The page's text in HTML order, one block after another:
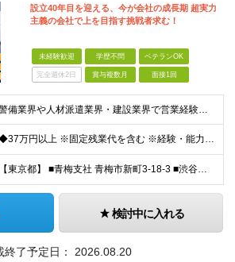
設立40年目を迎える、今が会社の成長期 超実力
主義の会社で上を目指す挑戦者求む！
未経験歓迎 学歴不問 ベテランOK
完全週休2日 賞与複数月 面接1回
警備業界や人材派遣業界・建設業界で営業経験がある方歓迎！ 管理職経験も活かせます◎ 【具体的には】 業界・職種未経験の方歓迎 ★要普通免許 ★学歴不問
◆37万円以上 ※固定残業代を含む ※経験・能力を考慮 ※決算賞与あり 【固定残業代】14万円/45時間 ※固定残業代は残業がない場合も支給し、超過分は別途支給する ※超過分は別途全額支給 ・一律手
【東京都】 ■青梅支社 青梅市新町3-18-3 ■渋谷支社 渋谷区渋谷1-6-5 ■新宿支社 新宿区新宿3-11-10 ■池袋支社 豊島区東池袋1-35-5 ■両国支社 墨田区江東橋1-12-8KDビ
検討中に入れる
終了予定日： 2026.08.20